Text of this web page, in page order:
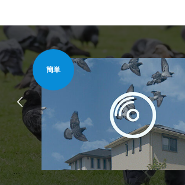
簡単